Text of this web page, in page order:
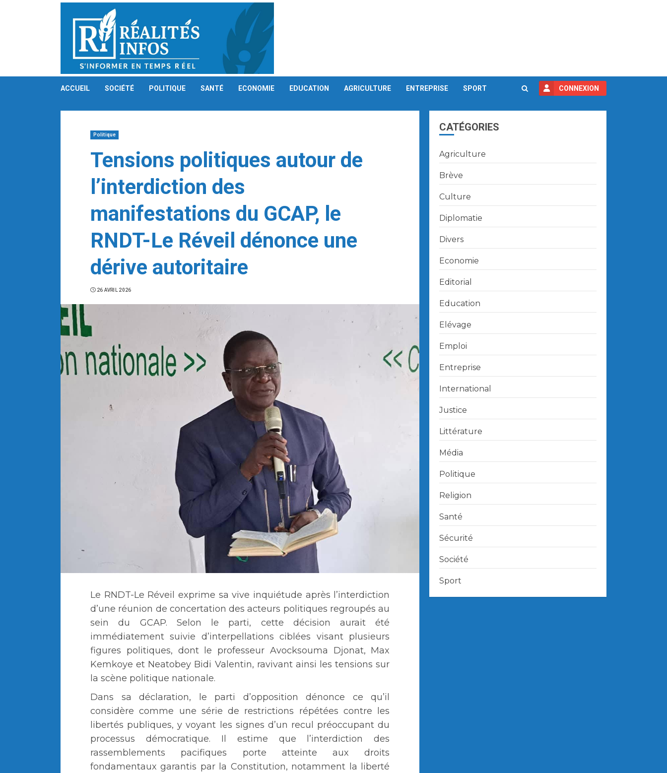
ACCUEIL SOCIÉTÉ POLITIQUE SANTÉ ECONOMIE EDUCATION AGRICULTURE ENTREPRISE SPORT CONNEXION
Politique
Tensions politiques autour de
l’interdiction des
manifestations du GCAP, le
RNDT-Le Réveil dénonce une
dérive autoritaire
26 AVRIL 2026
Le RNDT-Le Réveil exprime sa vive inquiétude après l’interdiction
d’une réunion de concertation des acteurs politiques regroupés au
sein du GCAP. Selon le parti, cette décision aurait été
immédiatement suivie d’interpellations ciblées visant plusieurs
figures politiques, dont le professeur Avocksouma Djonat, Max
Kemkoye et Neatobey Bidi Valentin, ravivant ainsi les tensions sur
la scène politique nationale.
Dans sa déclaration, le parti d’opposition dénonce ce qu’il
considère comme une série de restrictions répétées contre les
libertés publiques, y voyant les signes d’un recul préoccupant du
processus démocratique. Il estime que l’interdiction des
rassemblements pacifiques porte atteinte aux droits
fondamentaux garantis par la Constitution, notamment la liberté
CATÉGORIES
Agriculture
Brève
Culture
Diplomatie
Divers
Economie
Editorial
Education
Elévage
Emploi
Entreprise
International
Justice
Littérature
Média
Politique
Religion
Santé
Sécurité
Société
Sport